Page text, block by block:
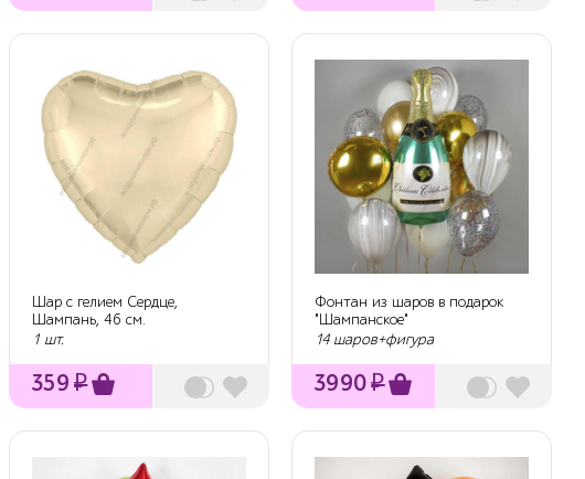
Шар с гелием Сердце,
Шампань, 46 см.
1 шт.
359 ₽
Фонтан из шаров в подарок
"Шампанское"
14 шаров+фигура
3990₽